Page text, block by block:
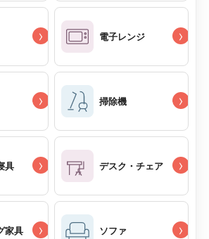
› 電子レンジ ›
› 掃除機 ›
具 › デスク・チェア ›
家具 › ソファ ›